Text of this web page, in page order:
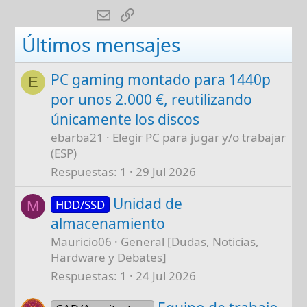
este, espero me puedan dar una respuesta
para comprarla o ahorrar un poco mas y
comprar otra grafica. (Pongo la tarjeta
madre para ver si es compatible, por que vi
en tiendas en linea sobre graficas que
preguntaban por tarjetas madres y su
compatibilidad).
n
s
:
E-mailEnlace
Últimos mensajes
E
PC gaming montado para 1440p
por unos 2.000 €, reutilizando
únicamente los discos
ebarba21
Elegir PC para jugar y/o trabajar
(ESP)
Respuestas 1 29 Jul 2026
M HDD/SSD Unidad de
almacenamiento
Mauricio06
General [Dudas, Noticias,
Hardware y Debates]
Respuestas 1 24 Jul 2026